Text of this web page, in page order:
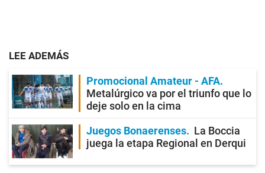
LEE ADEMÁS
Promocional Amateur - AFA
Metalúrgico va por el triunfo que lo
deje solo en la cima
Juegos Bonaerenses
La Boccia
juega la etapa Regional en Derqui